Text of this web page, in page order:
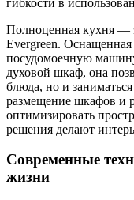
Полноценная кухня —
Evergreen.
посудомоечную
духовой шкаф, она
блюда, но и
размещение шкафов и
оптимизировать
решения делают
Современные
жизни